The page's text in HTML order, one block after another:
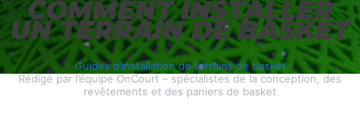
COMMENT INSTALLER
UN TERRAIN DE BASKET
Guides d’installation de terrains de basket
Rédigé par l’équipe OnCourt – spécialistes de la conception, des
revêtements et des paniers de basket